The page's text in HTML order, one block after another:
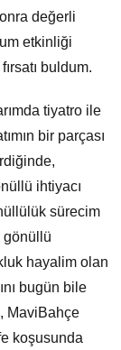
değerli
etkinliği
buldum.
tiyatro ile
bir parçası
ihtiyacı
sürecim
gönüllü
hayalim olan
bugün bile
MaviBahçe
koşusunda